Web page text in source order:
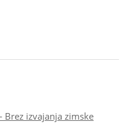
Brez izvajanja zimske